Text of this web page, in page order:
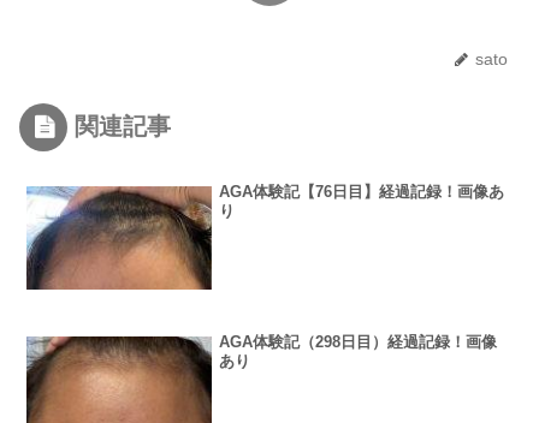
sato
関連記事
AGA体験記【76日目】経過記録！画像あ
り
AGA体験記（298日目）経過記録！画像
あり